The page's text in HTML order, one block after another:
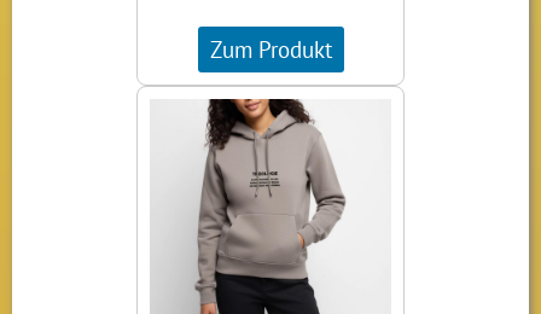
Zum Produkt